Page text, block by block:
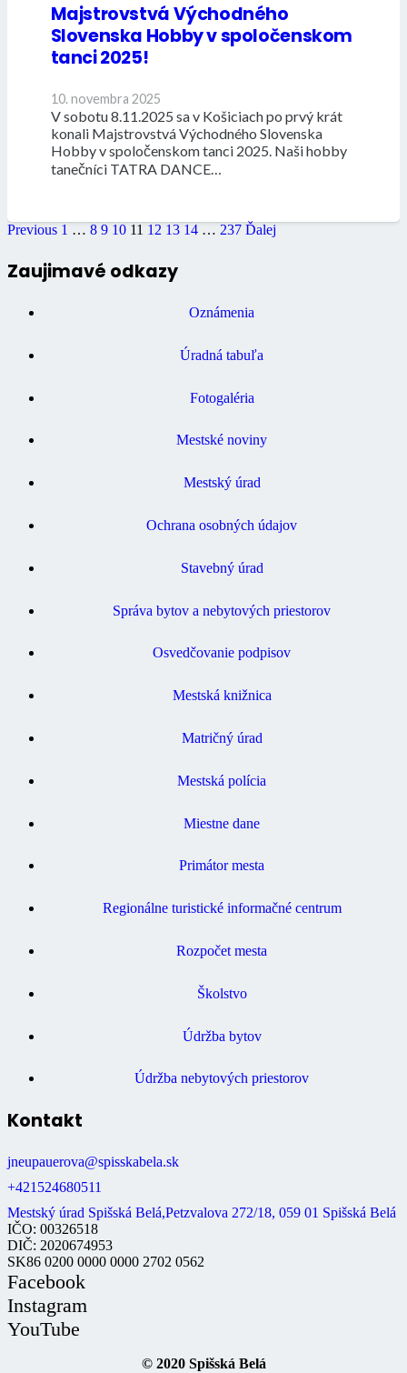
Majstrovstvá Východného
Slovenska Hobby v spoločenskom
tanci 2025!
10. novembra 2025
V sobotu 8.11.2025 sa v Košiciach po prvý krát
konali Majstrovstvá Východného Slovenska
Hobby v spoločenskom tanci 2025. Naši hobby
tanečníci TATRA DANCE…
Previous 1 … 8 9 10 11 12 13 14 … 237 Ďalej
Zaujimavé odkazy
Oznámenia
Úradná tabuľa
Fotogaléria
Mestské noviny
Mestský úrad
Ochrana osobných údajov
Stavebný úrad
Správa bytov a nebytových priestorov
Osvedčovanie podpisov
Mestská knižnica
Matričný úrad
Mestská polícia
Miestne dane
Primátor mesta
Regionálne turistické informačné centrum
Rozpočet mesta
Školstvo
Údržba bytov
Údržba nebytových priestorov
Kontakt
jneupauerova@spisskabela.sk
+421524680511
Mestský úrad Spišská Belá,Petzvalova 272/18, 059 01 Spišská Belá
IČO: 00326518
DIČ: 2020674953
SK86 0200 0000 0000 2702 0562
Facebook
Instagram
YouTube
© 2020 Spišská Belá